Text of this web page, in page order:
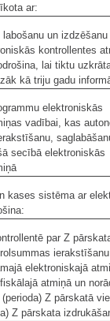
ar:
un izdzēšanu
kontrollentes
lai tiktu
kā triju gadu
elektroniskās
vadībai, kas
secībā elektroniskās
kases sistēma ar
par Z
elektroniskajā
atmiņā un
Z pārskatā
Z pārskata